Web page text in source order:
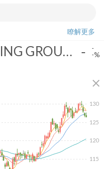
瞭解更多
JACOBS ENGINEERING GROUP INC - -
-%
close
115
120
125
130